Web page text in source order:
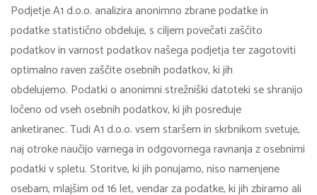
Podjetje A1 d.o.o. analizira anonimno zbrane podatke in
podatke statistično obdeluje, s ciljem povečati zaščito
podatkov in varnost podatkov našega podjetja ter zagotoviti
optimalno raven zaščite osebnih podatkov, ki jih
obdelujemo. Podatki o anonimni strežniški datoteki se shranijo
ločeno od vseh osebnih podatkov, ki jih posreduje
anketiranec. Tudi A1 d.o.o. vsem staršem in skrbnikom svetuje,
naj otroke naučijo varnega in odgovornega ravnanja z osebnimi
podatki v spletu. Storitve, ki jih ponujamo, niso namenjene
osebam, mlajšim od 16 let, vendar za podatke, ki jih zbiramo ali